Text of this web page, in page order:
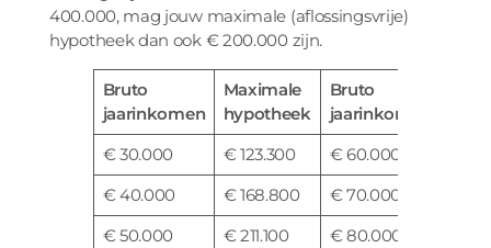
400.000, mag jouw maximale (aflossingsvrije)
hypotheek dan ook € 200.000 zijn.
Bruto
jaarinkomen
Maximale
hypotheek
Bruto
jaarinkomen
€ 30.000
€ 123.300 € 60.000
€ 40.000
€ 168.800 € 70.000
€ 50.000
€ 211.100 € 80.000